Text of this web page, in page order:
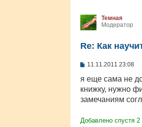
Темная
Модератор
Re: Как
С
о
щ
е
е
11.11.2011 23:08
я еще сама не
книжку, нужно
замечаниям
Добавлено спустя